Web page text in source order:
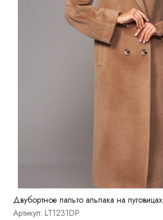
Двубортное пальто альпака на
Артикул: LT1231DP